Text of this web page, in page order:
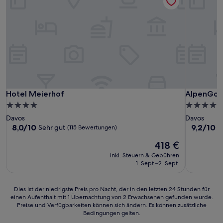
Hotel Meierhof
Hotel Meierhof
4.0-
Sterne-
Unterkunft
Davos
8.0
8,0/10 Sehr gut (115 Bewertungen)
Der
Preis
beträgt
418 €
inkl. Steuern & Gebühren
1. Sept.–2. Sept.
5.0-
Sterne-
Davos
9.2
9,2/10
Dies
ist
Dies ist der niedrigste Preis pro Nacht, der in den letzten 24 Stunden für
einen Aufenthalt mit 1 Übernachtung von 2 Erwachsenen gefunden wurde.
Preise und Verfügbarkeiten können sich ändern. Es können zusätzliche
Bedingungen gelten.